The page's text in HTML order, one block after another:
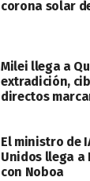
corona solar
Milei llega a
extradición,
directos
El ministro de
Unidos llega a
con Noboa